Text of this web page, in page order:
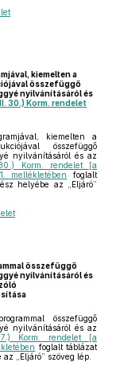
kiemelten a
összefüggő
nyilvánításáról és
30.) Korm. rendelet
kiemelten a
összefüggő
nyilvánításáról és az
Korm. rendelet [a
mellékletében
foglalt
helyébe az „Eljáró”
összefüggő
nyilvánításáról és
összefüggő
nyilvánításáról és az
Korm. rendelet [a
foglalt táblázat
„Eljáró” szöveg lép.